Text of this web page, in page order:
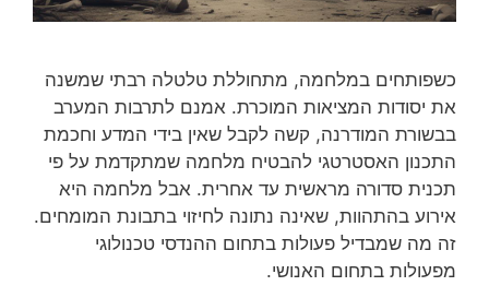
כשפותחים במלחמה, מתחוללת טלטלה רבתי שמשנה
את יסודות המציאות המוכרת. אמנם לתרבות המערב
בבשורת המודרנה, קשה לקבל שאין בידי המדע וחכמת
התכנון האסטרטגי להבטיח מלחמה שמתקדמת על פי
תכנית סדורה מראשית עד אחרית. אבל מלחמה היא
אירוע בהתהוות, שאינה נתונה לחיזוי בתבונת המומחים.
זה מה שמבדיל פעולות בתחום ההנדסי טכנולוגי
מפעולות בתחום האנושי.